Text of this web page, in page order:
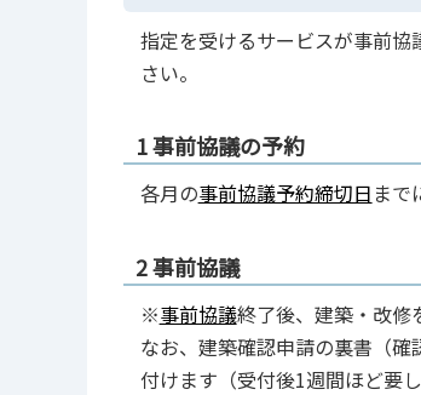
指定を受けるサービスが事前協
さい。
1 事前協議の予約
各月の事前協議予約締切日 まで
2 事前協議
※事前協議終了後、建築・改修
なお、建築確認申請の裏書（
付けます（受付後1週間ほど要し